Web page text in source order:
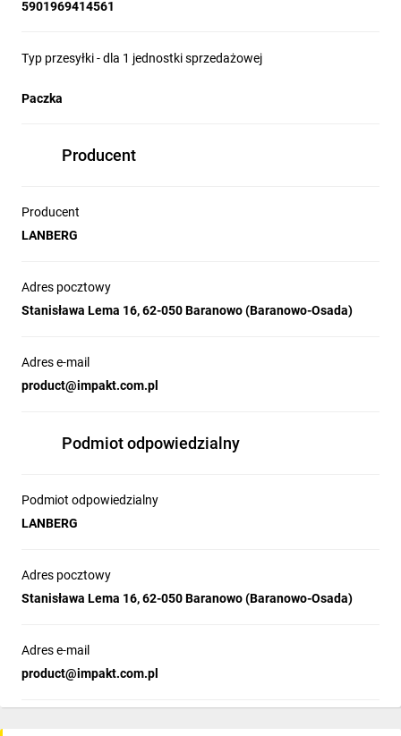
Zastosowanie do przewodów -
Uniwersalne
Kolor
5901969414561
Typ przesyłki - dla 1 jednostki sprzedażowej
Paczka
Producent
Producent
LANBERG
Adres pocztowy
Stanisława Lema 16, 62-050 Baranowo (Baranowo-Osada)
Adres e-mail
product@impakt.com.pl
Podmiot odpowiedzialny
Podmiot odpowiedzialny
LANBERG
Adres pocztowy
Stanisława Lema 16, 62-050 Baranowo (Baranowo-Osada)
Adres e-mail
product@impakt.com.pl